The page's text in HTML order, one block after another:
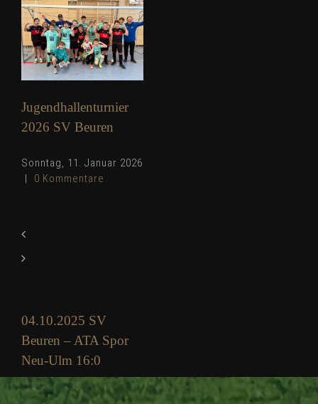
Jugendhallenturnier
2026 SV Beuren
Sonntag, 11. Januar 2026
|
0 Kommentare
04.10.2025 SV
Beuren – ATA Spor
Neu-Ulm 16:0
Montag, 6. Oktober 2025